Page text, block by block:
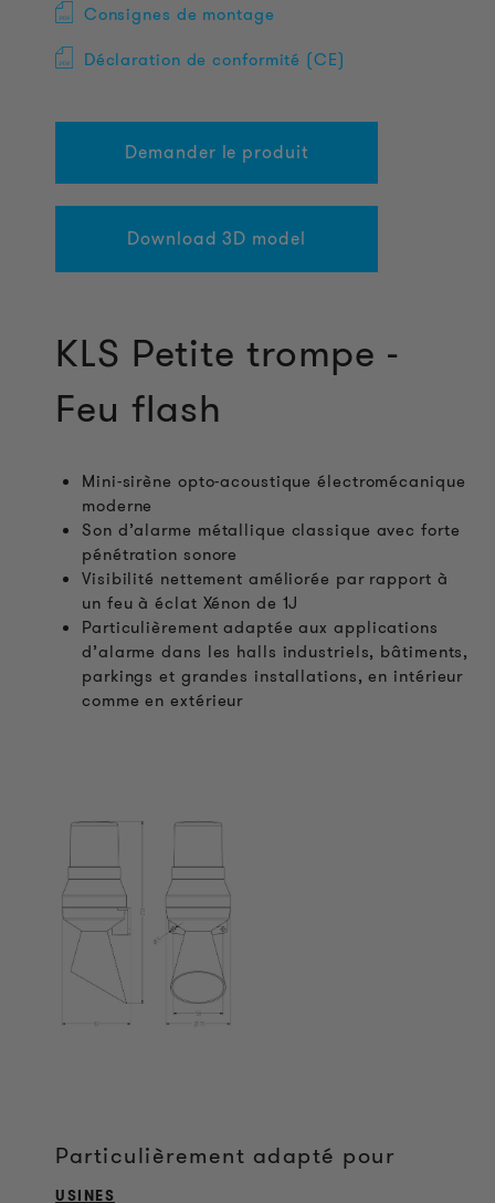
Consignes de montage
Déclaration de conformité (CE)
Demander le produit
Download 3D model
KLS Petite trompe -
Feu flash
Mini-sirène opto-acoustique électromécanique
moderne
Son d’alarme métallique classique avec forte
pénétration sonore
Visibilité nettement améliorée par rapport à
un feu à éclat Xénon de 1J
Particulièrement adaptée aux applications
d’alarme dans les halls industriels, bâtiments,
parkings et grandes installations, en intérieur
comme en extérieur
Particulièrement adapté pour
USINES